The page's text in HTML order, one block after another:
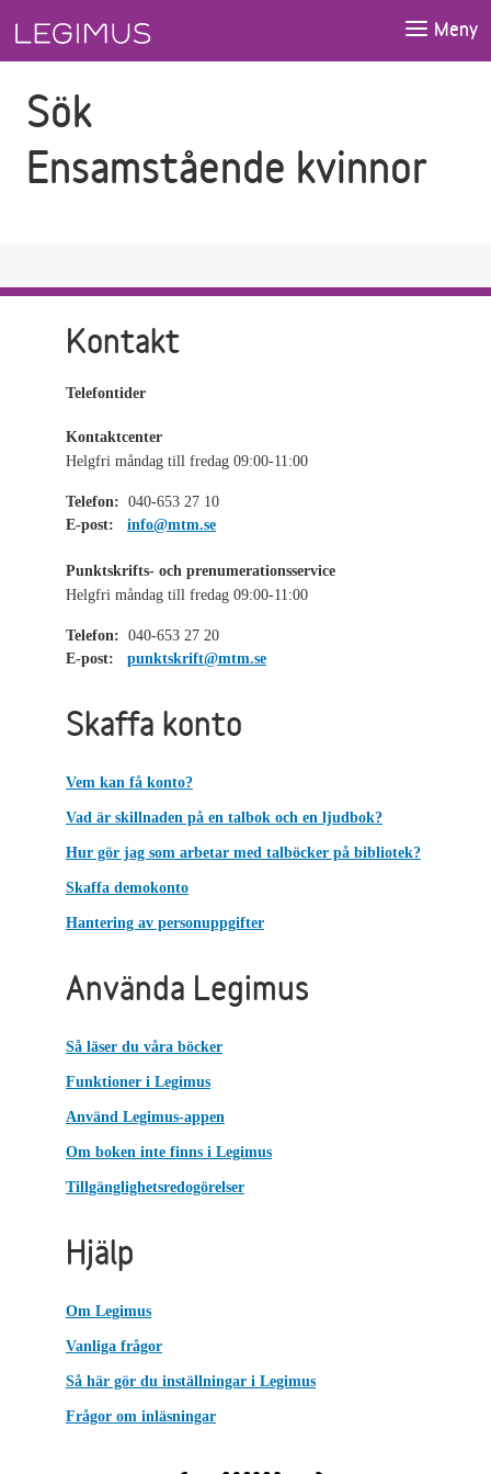
Meny
Sök
Ensamstående kvinnor
Kontakt
Telefontider
Kontaktcenter
Helgfri måndag till fredag 09:00-11:00
Telefon: 040-653 27 10
E-post:
info@mtm.se
Punktskrifts- och prenumerationsservice
Helgfri måndag till fredag 09:00-11:00
Telefon: 040-653 27 20
E-post:
punktskrift@mtm.se
Skaffa konto
Vem kan få konto?
Vad är skillnaden på en talbok och en ljudbok?
Hur gör jag som arbetar med talböcker på bibliotek?
Skaffa demokonto
Hantering av personuppgifter
Använda Legimus
Så läser du våra böcker
Funktioner i Legimus
Använd Legimus-appen
Om boken inte finns i Legimus
Tillgänglighetsredogörelser
Hjälp
Om Legimus
Vanliga frågor
Så här gör du inställningar i Legimus
Frågor om inläsningar